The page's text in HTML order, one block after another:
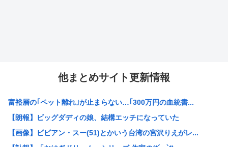
他まとめサイト更新情報
富裕層の｢ペット離れ｣が止まらない…｢300万円の血統書...
【朗報】ビッグダディの娘、結構エッチになっていた
【画像】ビビアン・スー(51)とかいう台湾の宮沢りえがレ...